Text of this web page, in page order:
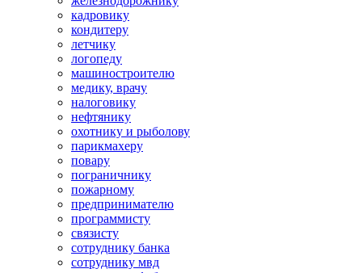
кадровику
кондитеру
летчику
логопеду
машиностроителю
медику, врачу
налоговику
нефтянику
охотнику и рыболову
парикмахеру
повару
пограничнику
пожарному
предпринимателю
программисту
связисту
сотруднику банка
сотруднику мвд